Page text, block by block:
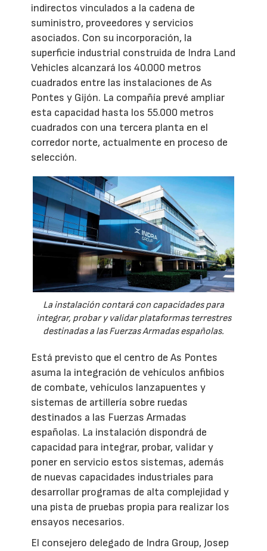
indirectos vinculados a la cadena de
suministro, proveedores y servicios
asociados. Con su incorporación, la
superficie industrial construida de Indra Land
Vehicles alcanzará los 40.000 metros
cuadrados entre las instalaciones de As
Pontes y Gijón. La compañía prevé ampliar
esta capacidad hasta los 55.000 metros
cuadrados con una tercera planta en el
corredor norte, actualmente en proceso de
selección.
La instalación contará con capacidades para
integrar, probar y validar plataformas terrestres
destinadas a las Fuerzas Armadas españolas.
Está previsto que el centro de As Pontes
asuma la integración de vehículos anfibios
de combate, vehículos lanzapuentes y
sistemas de artillería sobre ruedas
destinados a las Fuerzas Armadas
españolas. La instalación dispondrá de
capacidad para integrar, probar, validar y
poner en servicio estos sistemas, además
de nuevas capacidades industriales para
desarrollar programas de alta complejidad y
una pista de pruebas propia para realizar los
ensayos necesarios.
El consejero delegado de Indra Group, Josep